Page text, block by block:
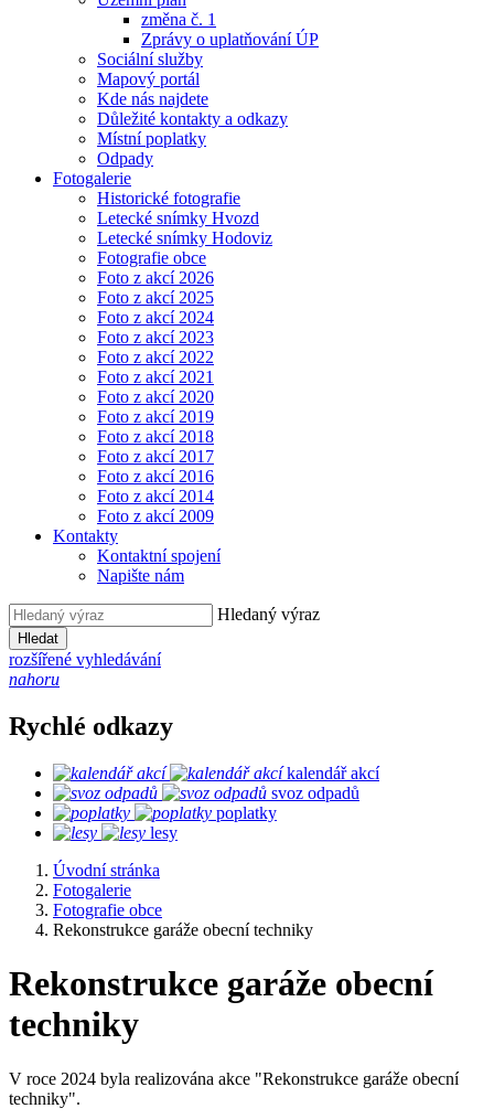
změna č. 1
Zprávy o uplatňování ÚP
Sociální služby
Mapový portál
Kde nás najdete
Důležité kontakty a odkazy
Místní poplatky
Odpady
Fotogalerie
Historické fotografie
Letecké snímky Hvozd
Letecké snímky Hodoviz
Fotografie obce
Foto z akcí 2026
Foto z akcí 2025
Foto z akcí 2024
Foto z akcí 2023
Foto z akcí 2022
Foto z akcí 2021
Foto z akcí 2020
Foto z akcí 2019
Foto z akcí 2018
Foto z akcí 2017
Foto z akcí 2016
Foto z akcí 2014
Foto z akcí 2009
Kontakty
Kontaktní spojení
Napište nám
Hledaný výraz
Hledat
rozšířené vyhledávání
nahoru
Rychlé odkazy
kalendář akcí
svoz odpadů
poplatky
lesy
Úvodní stránka
Fotogalerie
Fotografie obce
Rekonstrukce garáže obecní techniky
Rekonstrukce garáže obecní
techniky
V roce 2024 byla realizována akce "Rekonstrukce garáže obecní
techniky".